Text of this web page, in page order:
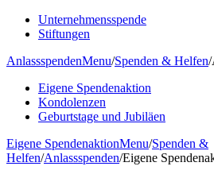
Unternehmensspende
Stiftungen
AnlassspendenMenu/Spenden & Helfen/
Eigene Spendenaktion
Kondolenzen
Geburtstage und Jubiläen
Eigene SpendenaktionMenu/Spenden &
Helfen/Anlassspenden/Eigene